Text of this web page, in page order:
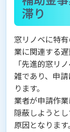
滞り
窓リノベに特
業に関連する遅
「先進的窓リ
雑であり、申
ります。
業者が申請作
隠蔽しようと
原因となります。